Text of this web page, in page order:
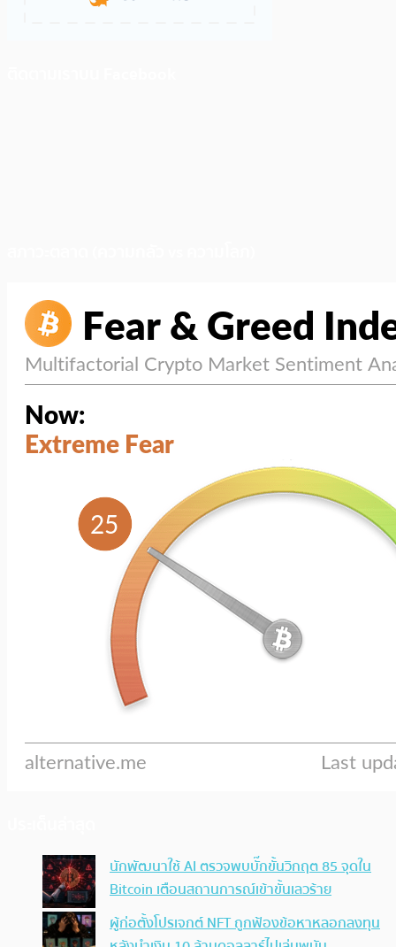
นักพัฒนาใช้ AI ตรวจพบบั๊กขั้นวิกฤต 85 จุดใน
Bitcoin เตือนสถานการณ์เข้าขั้นเลวร้าย
ผู้ก่อตั้งโปรเจกต์ NFT ถูกฟ้องข้อหาหลอกลงทุน